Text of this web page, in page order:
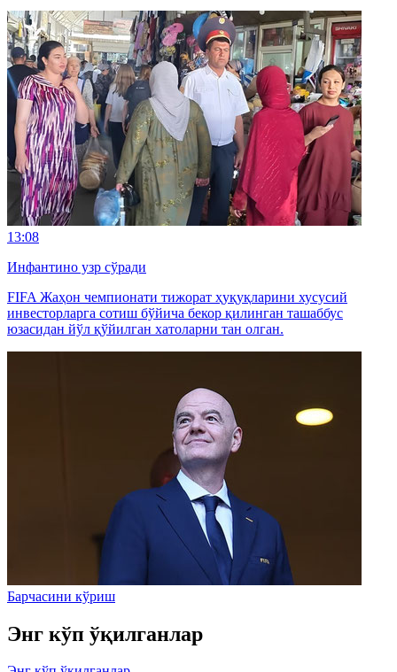
13:08
Инфантино узр сўради
FIFA Жаҳон чемпионати тижорат ҳуқуқларини хусусий
инвесторларга сотиш бўйича бекор қилинган ташаббус
юзасидан йўл қўйилган хатоларни тан олган.
Барчасини кўриш
Энг кўп ўқилганлар